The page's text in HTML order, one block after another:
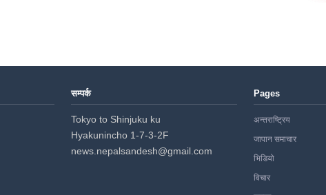
सम्पर्क
Tokyo to Shinjuku ku
Hyakunincho 1-7-3-2F
news.nepalsandesh@gmail.com
Pages
अन्तराष्ट्रिय
जापान समाचार
भिडियो
विचार